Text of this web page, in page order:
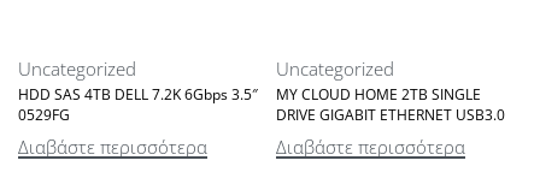
Uncategorized
HDD SAS 4TB DELL 7.2K 6Gbps 3.5″
0529FG
Διαβάστε περισσότερα
Uncategorized
MY CLOUD HOME 2TB SINGLE
DRIVE GIGABIT ETHERNET USB3.0
Διαβάστε περισσότερα